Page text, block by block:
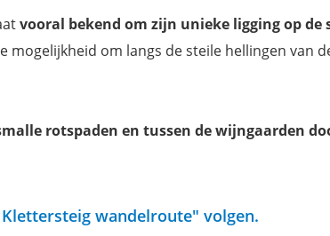
vooral bekend om zijn unieke ligging op
mogelijkheid om langs de steile hellingen van
rotspaden en tussen de wijngaarden
wandelroute" volgen.